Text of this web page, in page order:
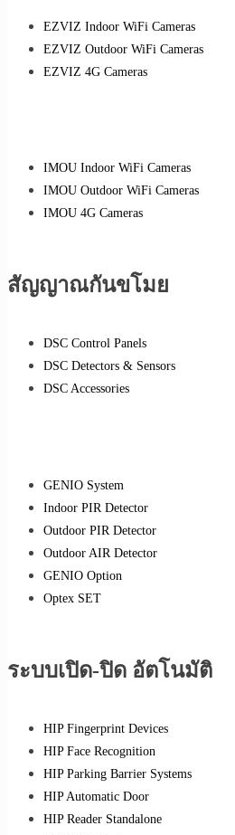
EZVIZ Indoor WiFi Cameras
EZVIZ Outdoor WiFi Cameras
EZVIZ 4G Cameras
IMOU Indoor WiFi Cameras
IMOU Outdoor WiFi Cameras
IMOU 4G Cameras
สัญญาณกันขโมย
DSC Control Panels
DSC Detectors & Sensors
DSC Accessories
GENIO System
Indoor PIR Detector
Outdoor PIR Detector
Outdoor AIR Detector
GENIO Option
Optex SET
ระบบเปิด-ปิด อัตโนมัติ
HIP Fingerprint Devices
HIP Face Recognition
HIP Parking Barrier Systems
HIP Automatic Door
HIP Reader Standalone